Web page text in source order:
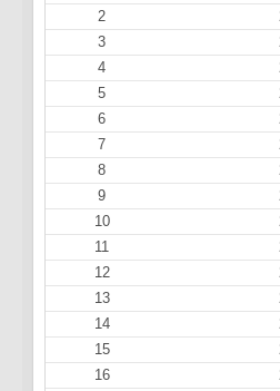
2
3
4
5
6
7
8
9
10
11
12
13
14
15
16